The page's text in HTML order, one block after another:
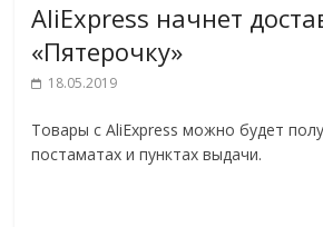
AliExpress начнет
«Пятерочку»
18.05.2019
Товары с AliExpress можно будет
постаматах и пунктах выдачи.